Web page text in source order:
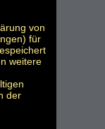
von
für
weitere
der